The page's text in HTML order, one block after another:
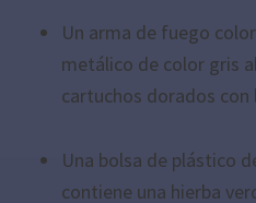
Un arma de fuego
metálico de color gris
cartuchos dorados con
Una bolsa de plástico
contiene una hierba